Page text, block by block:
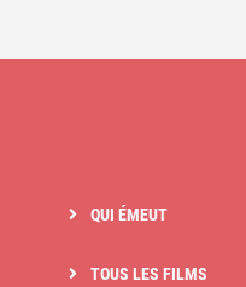
QUI ÉMEUT
TOUS LES FILMS